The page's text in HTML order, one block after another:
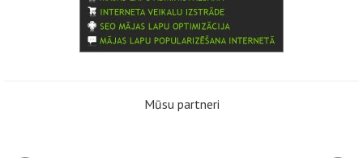
Mūsu partneri